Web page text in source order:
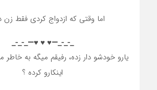
اما وقتی که ازدواج کردی فقط زن
_-_-_—♥️ ♥️ ♥️—_-_-_
یارو خودشو دار زده، رفیقم میگه به
اینکارو کرده ؟